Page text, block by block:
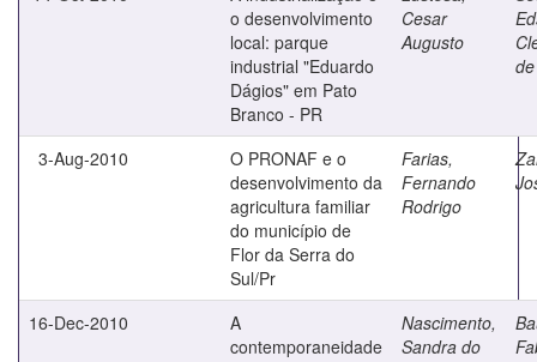
o desenvolvimento
local: parque
industrial "Eduardo
Dágios" em Pato
Branco - PR
Cesar
Augusto
de
3-Aug-2010
O PRONAF e o
desenvolvimento da
agricultura familiar
do município de
Flor da Serra do
Sul/Pr
Farias,
Fernando
Rodrigo
16-Dec-2010
A
contemporaneidade
Nascimento,
Sandra do